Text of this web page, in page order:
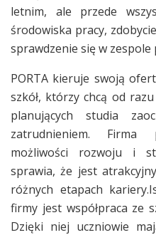
letnim, ale przede
środowiska pracy,
sprawdzenie się w zespole
PORTA kieruje swoją
szkół, którzy chcą od
planujących studia
zatrudnieniem. Firma
możliwości rozwoju i
sprawia, że jest
różnych etapach
firmy jest współpraca ze
Dzięki niej uczniowie